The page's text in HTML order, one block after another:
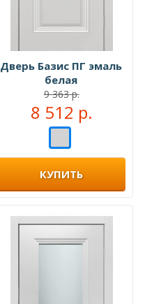
Дверь Базис ПГ эмаль
белая
9 363 р.
8 512 р.
КУПИТЬ